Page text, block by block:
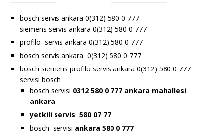
bosch servis ankara 0(312) 580 0 777
siemens servis ankara 0(312) 580 0 777
profilo servis ankara 0(312) 580 0 777
bosch servis ankara 0(312) 580 0 777
bosch siemens profilo servis ankara 0(312) 580 0 777
servisi bosch
bosch servisi 0312 580 0 777 ankara mahallesi
ankara
yetkili servis 580 07 77
bosch servisi ankara 580 0 777